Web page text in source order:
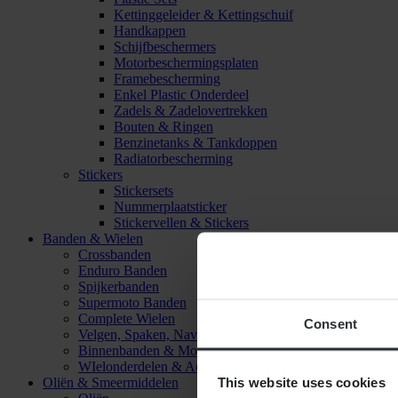
Consent
This website uses cookies
Kettinggeleider & Kettingschuif
Handkappen
Schijfbeschermers
Motorbeschermingsplaten
Framebescherming
Enkel Plastic Onderdeel
Zadels & Zadelovertrekken
Bouten & Ringen
Benzinetanks & Tankdoppen
Radiatorbescherming
Stickers
Stickersets
Nummerplaatsticker
Stickervellen & Stickers
Banden & Wielen
Crossbanden
Enduro Banden
Spijkerbanden
Supermoto Banden
Complete Wielen
Velgen, Spaken, Naven & Lagers
Binnenbanden & Mousses
WIelonderdelen & Accessoires
Oliën & Smeermiddelen